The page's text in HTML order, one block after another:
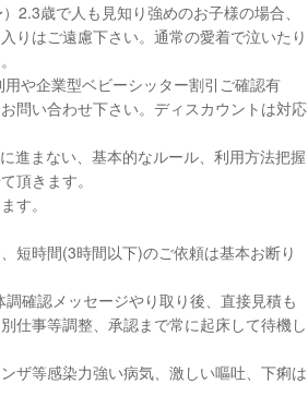
2.3歳で人も見知り強めのお子様の場合、
りはご遠慮下さい。通常の愛着で泣いたり
や企業型ベビーシッター割引ご確認有
問い合わせ下さい。ディスカウントは対応
進まない、基本的なルール、利用方法把握
頂きます。
す。
短時間(3時間以下)のご依頼は基本お断り
確認メッセージやり取り後、直接見積も
仕事等調整、承認まで常に起床して待機し
ザ等感染力強い病気、激しい嘔吐、下痢は